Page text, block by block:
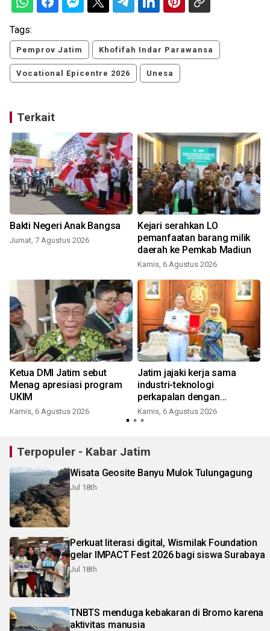
Tags:
Pemprov Jatim Khofifah Indar Parawansa
Vocational Epicentre 2026 Unesa
Terkait
Bakti Negeri Anak Bangsa
Jumat, 7 Agustus 2026
Kejari serahkan LO
pemanfaatan barang milik
daerah ke Pemkab Madiun
Kamis, 6 Agustus 2026
Ketua DMI Jatim sebut
Menag apresiasi program
UKIM
Kamis, 6 Agustus 2026
Jatim jajaki kerja sama
industri-teknologi
perkapalan dengan
Tiongkok
Kamis, 6 Agustus 2026
Terpopuler - Kabar Jatim
Wisata Geosite Banyu Mulok Tulungagung
Jul 18th
Perkuat literasi digital, Wismilak Foundation
gelar IMPACT Fest 2026 bagi siswa Surabaya
Jul 18th
TNBTS menduga kebakaran di Bromo karena
aktivitas manusia